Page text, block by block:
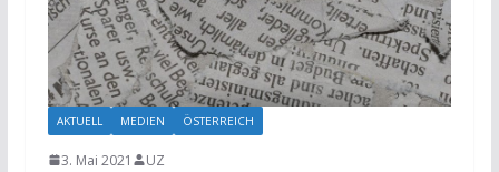
AKTUELL MEDIEN ÖSTERREICH
3. Mai 2021 UZ